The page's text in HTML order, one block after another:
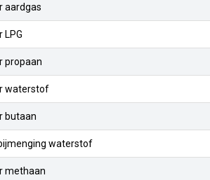
aardgas
LPG
propaan
waterstof
butaan
waterstof
methaan